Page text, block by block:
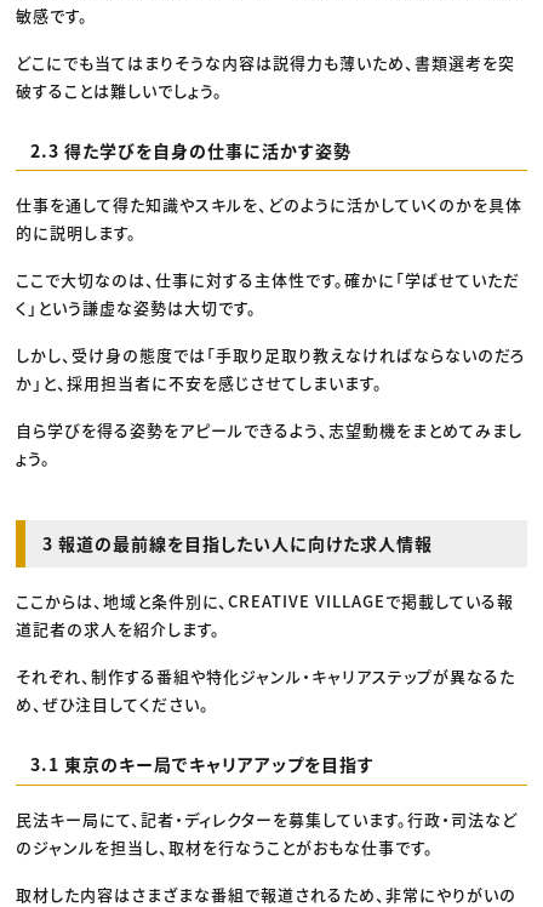
敏感です。
どこにでも当てはまりそうな内容は説得力も薄いため、書類選考を突
破することは難しいでしょう。
2.3 得た学びを自身の仕事に活かす姿勢
仕事を通して得た知識やスキルを、どのように活かしていくのかを具体
的に説明します。
ここで大切なのは、仕事に対する主体性です。確かに「学ばせていただ
く」という謙虚な姿勢は大切です。
しかし、受け身の態度では「手取り足取り教えなければならないのだろ
か」と、採用担当者に不安を感じさせてしまいます。
自ら学びを得る姿勢をアピールできるよう、志望動機をまとめてみまし
ょう。
3 報道の最前線を目指したい人に向けた求人情報
ここからは、地域と条件別に、CREATIVE VILLAGEで掲載している報
道記者の求人を紹介します。
それぞれ、制作する番組や特化ジャンル・キャリアステップが異なるた
め、ぜひ注目してください。
3.1 東京のキー局でキャリアアップを目指す
民法キー局にて、記者・ディレクターを募集しています。行政・司法など
のジャンルを担当し、取材を行なうことがおもな仕事です。
取材した内容はさまざまな番組で報道されるため、非常にやりがいの